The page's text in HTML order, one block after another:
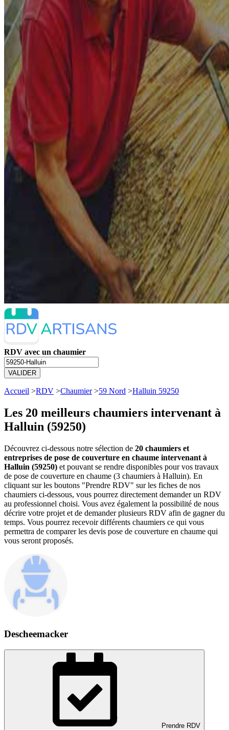
RDV avec un chaumier
VALIDER
Accueil >RDV >Chaumier>59 Nord >Halluin 59250
Les 20 meilleurs chaumiers intervenant à
Halluin (59250)
Découvrez ci-dessous notre sélection de 20 chaumiers et
entreprises de pose de couverture en chaume intervenant à
Halluin (59250) et pouvant se rendre disponibles pour vos travaux
de pose de couverture en chaume (3 chaumiers à Halluin). En
cliquant sur les boutons "Prendre RDV" sur les fiches de nos
chaumiers ci-dessous, vous pourrez directement demander un RDV
au professionnel choisi. Vous avez également la possibilité de nous
décrire votre projet et de demander plusieurs RDV afin de gagner du
temps. Vous pourrez recevoir différents chaumiers ce qui vous
permettra de comparer les devis pose de couverture en chaume qui
vous seront proposés.
Descheemacker
Prendre RDV